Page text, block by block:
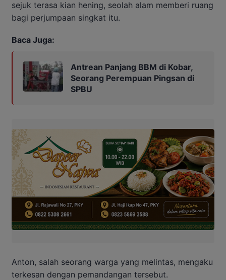
sejuk terasa kian hening, seolah alam memberi ruang
bagi perjumpaan singkat itu.
Baca Juga:
Antrean Panjang BBM di Kobar,
Seorang Perempuan Pingsan di
SPBU
Anton, salah seorang warga yang melintas, mengaku
terkesan dengan pemandangan tersebut.